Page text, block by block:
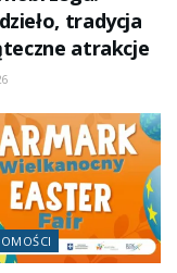
tradycja
atrakcje